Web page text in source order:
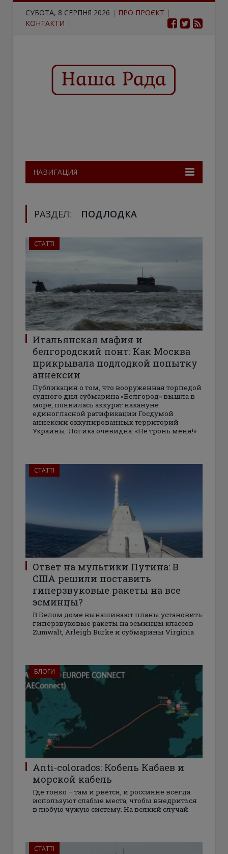
СУБОТА, 8 СЕРПНЯ 2026 | ПРО ПРОЄКТ |
КОНТАКТИ
НАВИГАЦИЯ
РАЗДЕЛ: ПОДЛОДКА
СТАТТІ
Итальянская мафия и
белгородский понт: Как Москва
прикрывала подлодкой попытку
аннексии
Публикация о том, что вооруженная торпедой
судного дня субмарина «Белгород» вышла в
море, появилась аккурат накануне
единогласной ратификации Госдумой
аннексии оккупированных территорий
Украины. Логика очевидна: «Не тронь меня!»
СТАТТІ
Ответ на мультики Путина: В
США решили поставить
гиперзвуковые ракеты на все
эсминцы?
В Белом доме вынашивают планы установить
гиперзвуковые ракеты на эсминцы классов
Zumwalt, Arleigh Burke и субмарины Virginia
БЛОГИ
Anti-colorados: Кобель Кабаев и
морской кабель
Где тонко – там и рвется, и россияне всегда
используют слабые места, чтобы внедриться
в любую чужую систему. На всякий случай
СТАТТІ